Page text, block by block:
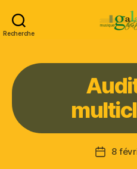
Recherche
Date
8